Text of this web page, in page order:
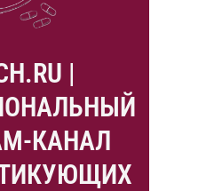
|
КАНАЛ